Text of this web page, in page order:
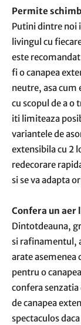
Permite
Putini dintre noi
livingul cu
este
fi o canapea
neutre, asa cum
cu scopul de a
iti limiteaza
variantele de
extensibila cu 2
redecorare
si se va adapta
Confera un aer
Dintotdeauna,
si rafinamentul,
arate asemenea
pentru o
confera
de canapea
spectaculos